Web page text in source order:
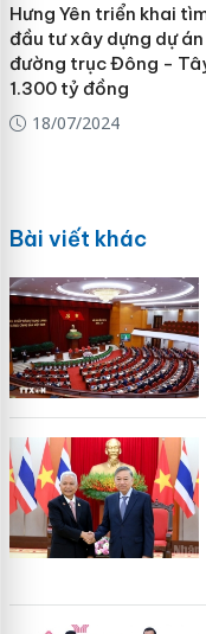
Hưng Yên triển khai
đầu tư xây dựng dự án
đường trục Đông -
1.300 tỷ đồng
18/07/2024
Bài viết khác